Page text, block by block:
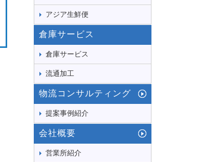
アジア生鮮便
倉庫サービス
倉庫サービス
流通加工
物流コンサルティング
提案事例紹介
会社概要
営業所紹介